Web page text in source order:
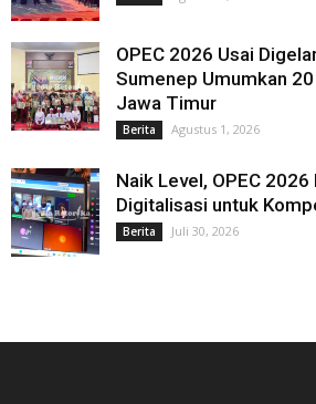
OPEC 2026 Usai
Sumenep Umumkan
Jawa Timur
Berita Agustus 1, 2026
Naik Level, OPEC
Digitalisasi untuk
Berita Juli 30, 2026